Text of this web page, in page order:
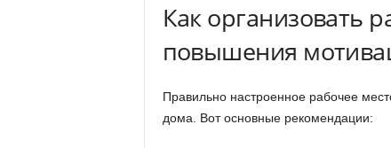
Как организовать
повышения
Правильно настроенное рабочее
дома. Вот основные рекомендации: